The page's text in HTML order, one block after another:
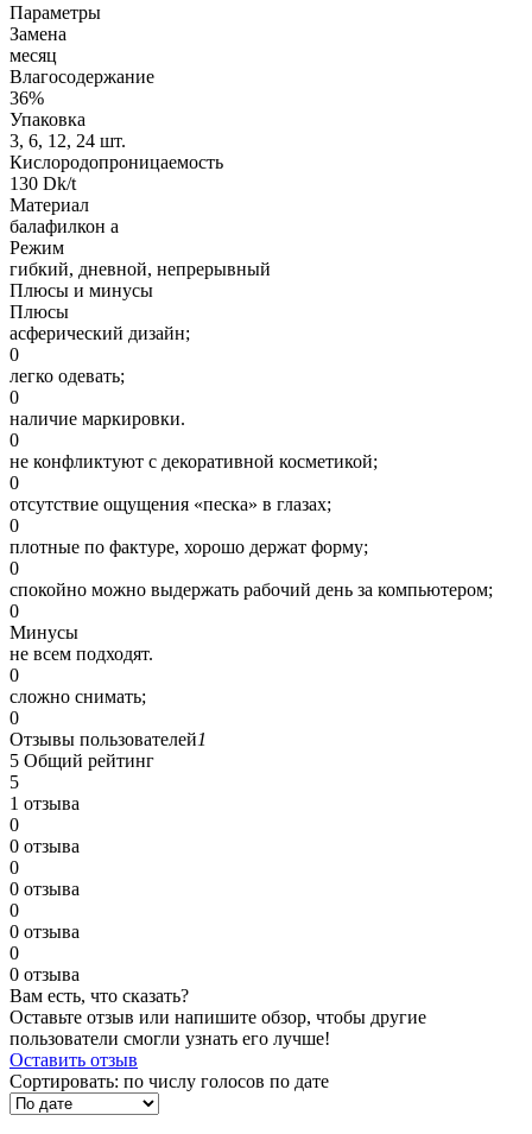
Параметры
Замена
месяц
Влагосодержание
36%
Упаковка
3, 6, 12, 24 шт.
Кислородопроницаемость
130 Dk/t
Материал
балафилкон а
Режим
гибкий, дневной, непрерывный
Плюсы и минусы
Плюсы
асферический дизайн;
0
легко одевать;
0
наличие маркировки.
0
не конфликтуют с декоративной косметикой;
0
отсутствие ощущения «песка» в глазах;
0
плотные по фактуре, хорошо держат форму;
0
спокойно можно выдержать рабочий день за компьютером;
0
Минусы
не всем подходят.
0
сложно снимать;
0
Отзывы пользователей1
5 Общий рейтинг
5
1 отзыва
0
0 отзыва
0
0 отзыва
0
0 отзыва
0
0 отзыва
Вам есть, что сказать?
Оставьте отзыв или напишите обзор, чтобы другие
пользователи смогли узнать его лучше!
Оставить отзыв
Сортировать: по числу голосов по дате